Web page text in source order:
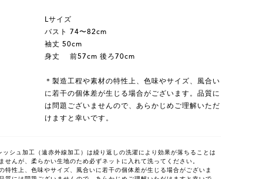
Lサイズ
バスト 74〜82cm
袖丈 50cm
身丈 前57cm 後ろ70cm
＊製造工程や素材の特性上、色味やサイズ、風合い
に若干の個体差が生じる場合がございます。品質に
は問題ございませんので、あらかじめご理解いただ
けますと幸いです。
ッシュ加工（遠赤外線加工）は繰り返しの洗濯により効果が落ちることは
せんが、柔らかい生地のため必ずネットに入れて洗ってください。
特性上、色味やサイズ、風合いに若干の個体差が生じる場合がございま